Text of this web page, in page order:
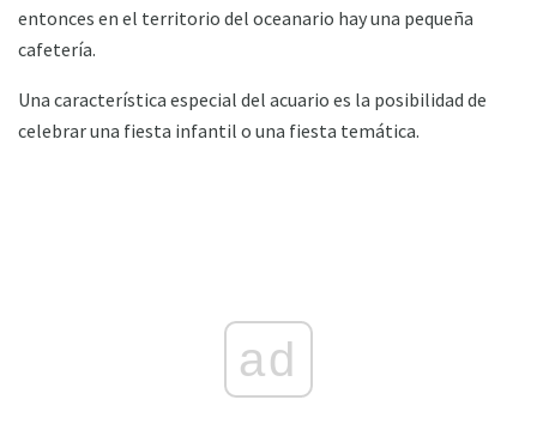
entonces en el territorio del oceanario hay una pequeña
cafetería.
Una característica especial del acuario es la posibilidad de
celebrar una fiesta infantil o una fiesta temática.
ad